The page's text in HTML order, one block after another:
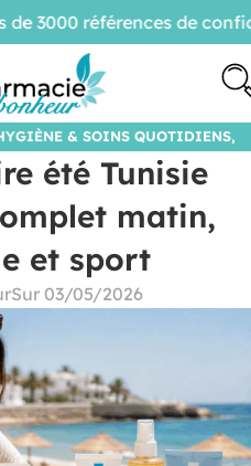
& SOINS QUOTIDIENS,
ÊTRE
été Tunisie
matin,
et sport
Sur 03/05/2026
références de confiance